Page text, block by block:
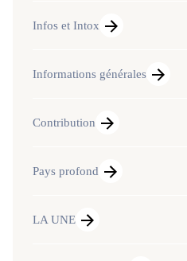
Infos et Intox
Informations générales
Contribution
Pays profond
LA UNE